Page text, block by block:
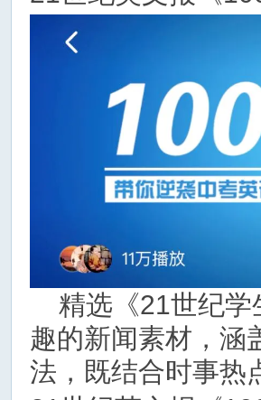
精选《21世纪
趣的新闻素材，涵
法，既结合时事热